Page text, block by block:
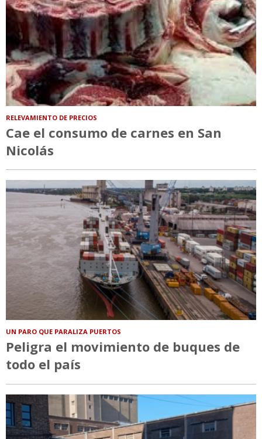
RELEVAMIENTO DE PRECIOS
Cae el consumo de carnes en San
Nicolás
UN PARO QUE PARALIZA PUERTOS
Peligra el movimiento de buques de
todo el país